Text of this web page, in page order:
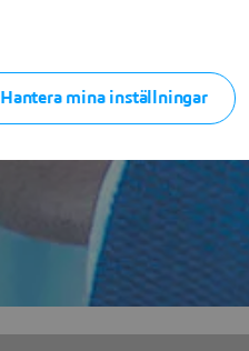
Hantera mina inställningar